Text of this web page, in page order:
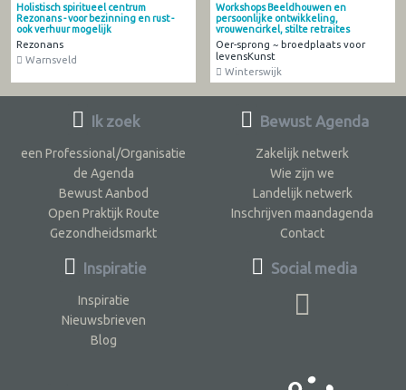
Holistisch spiritueel centrum
Rezonans - voor bezinning en rust -
ook verhuur mogelijk
Rezonans
Warnsveld
Workshops Beeldhouwen en
persoonlijke ontwikkeling,
vrouwencirkel, stilte retraites
Oer-sprong ~ broedplaats voor
levensKunst
Winterswijk
Ik zoek
een Professional/Organisatie
de Agenda
Bewust Aanbod
Open Praktijk Route
Gezondheidsmarkt
Inspiratie
Inspiratie
Nieuwsbrieven
Blog
Bewust Agenda
Zakelijk netwerk
Wie zijn we
Landelijk netwerk
Inschrijven maandagenda
Contact
Social media